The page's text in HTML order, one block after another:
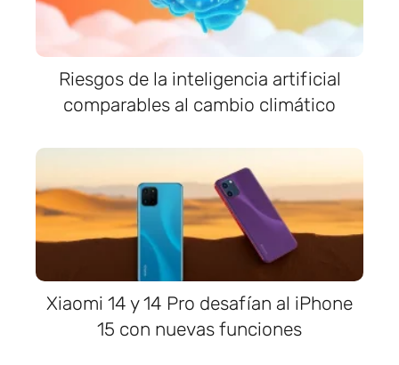
Riesgos de la inteligencia artificial
comparables al cambio climático
Xiaomi 14 y 14 Pro desafían al iPhone
15 con nuevas funciones